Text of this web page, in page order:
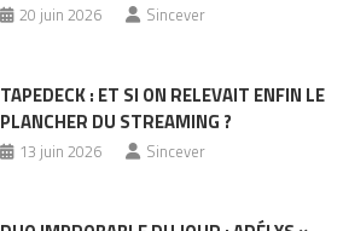
20 juin 2026 Sincever
TAPEDECK : ET SI ON RELEVAIT ENFIN LE
PLANCHER DU STREAMING ?
13 juin 2026 Sincever